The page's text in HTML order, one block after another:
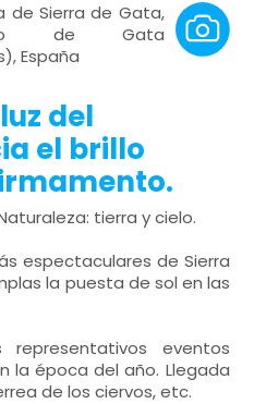
de Sierra de Gata,
de Gata
España
del
el brillo
tierra y cielo.
espectaculares de Sierra
la puesta de sol en las
representativos eventos
la época del año. Llegada
de los ciervos, etc.